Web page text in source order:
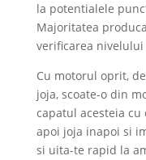
la potentialele
Majoritatea
verificarea
Cu motorul oprit,
joja, scoate-o din
capatul acesteia
apoi joja inapoi si
si uita-te rapid la